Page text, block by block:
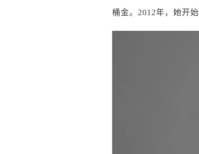
桶金。2012年，她开